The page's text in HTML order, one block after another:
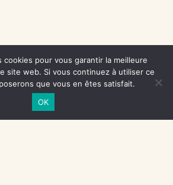
cookies pour vous garantir la meilleure
site web. Si vous continuez à utiliser ce
que vous en êtes satisfait.
OK